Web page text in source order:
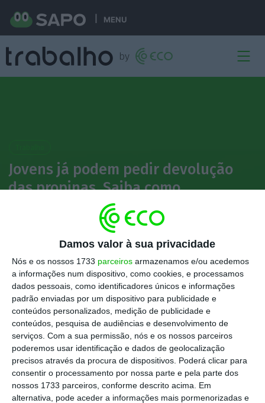
Damos valor à sua privacidade
Nós e os nossos 1733 parceiros armazenamos e/ou acedemos
a informações num dispositivo, como cookies, e processamos
dados pessoais, como identificadores únicos e informações
padrão enviadas por um dispositivo para publicidade e
conteúdos personalizados, medição de publicidade e
conteúdos, pesquisa de audiências e desenvolvimento de
serviços. Com a sua permissão, nós e os nossos parceiros
poderemos usar identificação e dados de geolocalização
precisos através da procura de dispositivos. Poderá clicar para
consentir o processamento por nossa parte e pela parte dos
nossos 1733 parceiros, conforme descrito acima. Em
alternativa, pode aceder a informações mais pormenorizadas e
MENU
Jovens já podem pedir devolução
das propinas. Saiba como
29 Fevereiro 2024
Foi um dos "presentes" anunciados por Costa para
fixar os jovens: quem acabar o ensino superior e
decidir fazer carreira em Portugal tem direito a um
prémio equivalente à devolução das propinas.
Ver Descodificador